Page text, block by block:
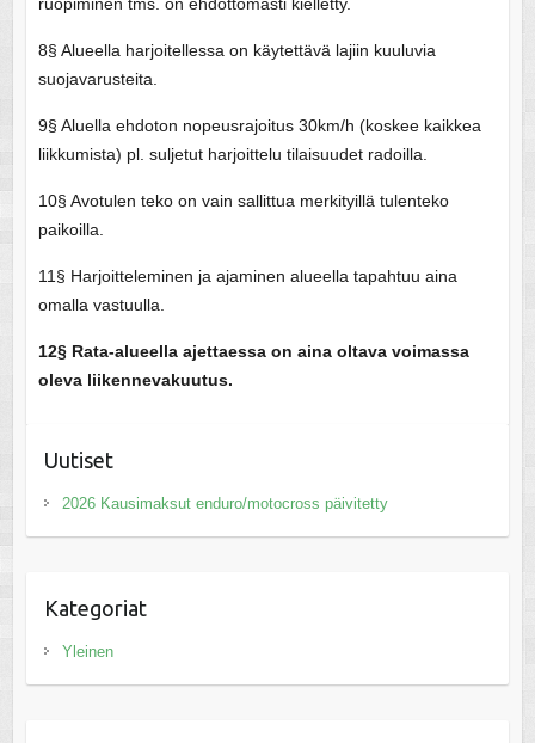
8§ Alueella harjoitellessa on käytettävä lajiin kuuluvia
suojavarusteita.
9§ Aluella ehdoton nopeusrajoitus 30km/h (koskee kaikkea
liikkumista) pl. suljetut harjoittelu tilaisuudet radoilla.
10§ Avotulen teko on vain sallittua merkityillä tulenteko
paikoilla.
11§ Harjoitteleminen ja ajaminen alueella tapahtuu aina
omalla vastuulla.
12§ Rata-alueella ajettaessa on aina oltava voimassa
oleva liikennevakuutus.
Uutiset
2026 Kausimaksut enduro/motocross päivitetty
Kategoriat
Yleinen